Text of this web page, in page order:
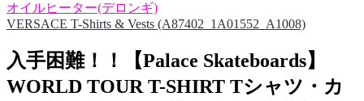
オイルヒーター(デロンギ)
VERSACE T-Shirts & Vests (A87402_1A01552_A1008)
入手困難！！【Palace Skateboards】
WORLD TOUR T-SHIRT Tシャツ・カ